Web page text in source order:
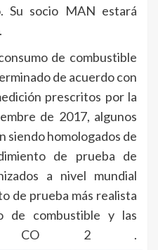
Su socio MAN estará
de combustible
de acuerdo con
prescritos por la
de 2017, algunos
siendo homologados de
de prueba de
a nivel mundial
de prueba más realista
de combustible y las
de CO 2 .